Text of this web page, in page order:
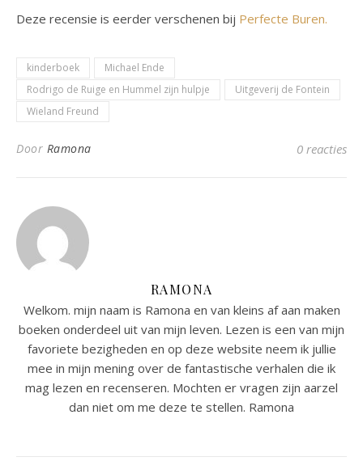
Deze recensie is eerder verschenen bij Perfecte Buren.
kinderboek
Michael Ende
Rodrigo de Ruige en Hummel zijn hulpje
Uitgeverij de Fontein
Wieland Freund
Door Ramona 0 reacties
RAMONA
Welkom. mijn naam is Ramona en van kleins af aan maken
boeken onderdeel uit van mijn leven. Lezen is een van mijn
favoriete bezigheden en op deze website neem ik jullie
mee in mijn mening over de fantastische verhalen die ik
mag lezen en recenseren. Mochten er vragen zijn aarzel
dan niet om me deze te stellen. Ramona